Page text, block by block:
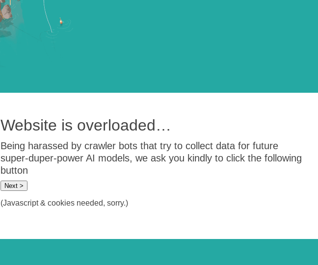
Website is overloaded…
Being harassed by crawler bots that try to collect data for future
super-duper-power AI models, we ask you kindly to click the following
button
Next >
(Javascript & cookies needed, sorry.)